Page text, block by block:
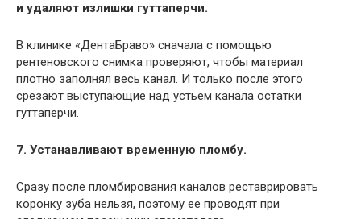
и удаляют излишки гуттаперчи.
В клинике «ДентаБраво» сначала с помощью
рентеновского снимка проверяют, чтобы материал
плотно заполнял весь канал. И только после этого
срезают выступающие над устьем канала остатки
гуттаперчи.
7. Устанавливают временную пломбу.
Сразу после пломбирования каналов реставрировать
коронку зуба нельзя, поэтому ее проводят при